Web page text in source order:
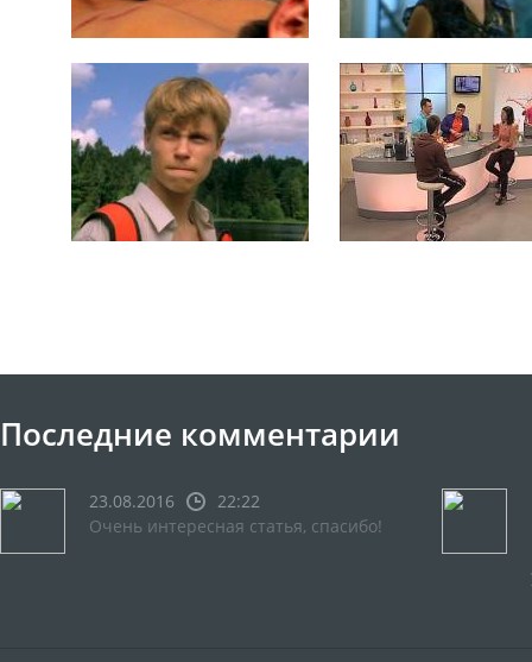
Последние комментарии
23.08.2016
22:22
Очень интересная статья, спасибо!